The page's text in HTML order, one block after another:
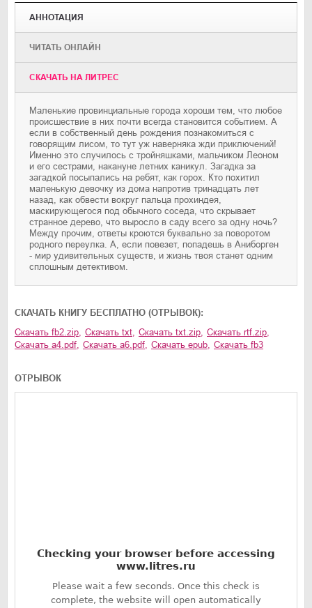
АННОТАЦИЯ
ЧИТАТЬ ОНЛАЙН
CКАЧАТЬ НА ЛИТРЕС
Маленькие провинциальные города хороши тем, что любое
происшествие в них почти всегда становится событием. А
если в собственный день рождения познакомиться с
говорящим лисом, то тут уж наверняка жди приключений!
Именно это случилось с тройняшками, мальчиком Леоном
и его сестрами, накануне летних каникул. Загадка за
загадкой посыпались на ребят, как горох. Кто похитил
маленькую девочку из дома напротив тринадцать лет
назад, как обвести вокруг пальца прохиндея,
маскирующегося под обычного соседа, что скрывает
странное дерево, что выросло в саду всего за одну ночь?
Между прочим, ответы кроются буквально за поворотом
родного переулка. А, если повезет, попадешь в Аниборген
- мир удивительных существ, и жизнь твоя станет одним
сплошным детективом.
CКАЧАТЬ КНИГУ БЕСПЛАТНО (ОТРЫВОК):
Скачать fb2.zip, Скачать txt, Скачать txt.zip, Скачать rtf.zip,
Скачать a4.pdf, Скачать a6.pdf, Скачать epub, Скачать fb3
ОТРЫВОК